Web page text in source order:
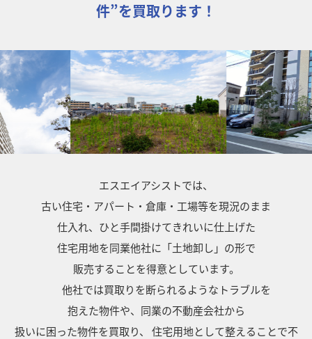
件”を買取ります！
エスエイアシストでは、
古い住宅・アパート・倉庫・工場等を現況のまま
仕入れ、ひと手間掛けてきれいに仕上げた
住宅用地を同業他社に「土地卸し」の形で
販売することを得意としています。
他社では買取りを断られるようなトラブルを
抱えた物件や、同業の不動産会社から
扱いに困った物件を買取り、
住宅用地として整えることで不